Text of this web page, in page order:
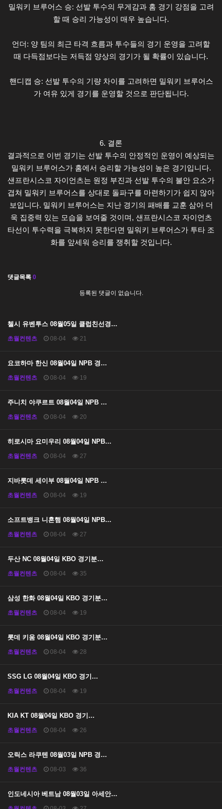
밀워키 브루어스 승: 선발 투수의 무게감과 홈 경기 강점을 고려
할 때 승리 가능성이 매우 높습니다.
언더: 양 팀의 최근 타격 흐름과 투수들의 경기 운영을 고려할
때 다득점보다는 저득점 양상의 경기가 될 확률이 있습니다.
핸디캡 승: 선발 투수의 기량 차이를 고려하면 밀워키 브루어스
가 여유 있게 경기를 운영할 것으로 판단됩니다.
6. 결론
결과적으로 이번 경기는 선발 투수의 안정적인 운영이 예상되는
밀워키 브루어스가 홈에서 승리할 가능성이 높은 경기입니다.
샌프란시스코 자이언츠는 원정 부진과 선발 투수의 불안 요소가
겹쳐 밀워키 브루어스를 상대로 돌파구를 마련하기가 쉽지 않아
보입니다. 밀워키 브루어스는 지난 경기의 패배를 교훈 삼아 더
욱 집중력 있는 모습을 보여줄 것이며, 샌프란시스코 자이언츠
타선이 투수력을 극복하지 못한다면 밀워키 브루어스가 투타 조
화를 앞세워 승리를 쟁취할 것입니다.
댓글목록 0
등록된 댓글이 없습니다.
첼시 유벤투스 08월05일 클럽친선경…
초월컨텐츠 08-04 21
요코하마 한신 08월04일 NPB 경…
초월컨텐츠 08-04 19
주니치 야쿠르트 08월04일 NPB …
초월컨텐츠 08-04 20
히로시마 요미우리 08월04일 NPB…
초월컨텐츠 08-04 27
지바롯데 세이부 08월04일 NPB …
초월컨텐츠 08-04 19
소프트뱅크 니혼햄 08월04일 NPB…
초월컨텐츠 08-04 27
두산 NC 08월04일 KBO 경기분…
초월컨텐츠 08-04 35
삼성 한화 08월04일 KBO 경기분…
초월컨텐츠 08-04 19
롯데 키움 08월04일 KBO 경기분…
초월컨텐츠 08-04 28
SSG LG 08월04일 KBO 경기…
초월컨텐츠 08-04 19
KIA KT 08월04일 KBO 경기…
초월컨텐츠 08-04 26
오릭스 라쿠텐 08월03일 NPB 경…
초월컨텐츠 08-03 36
인도네시아 베트남 08월03일 아세안…